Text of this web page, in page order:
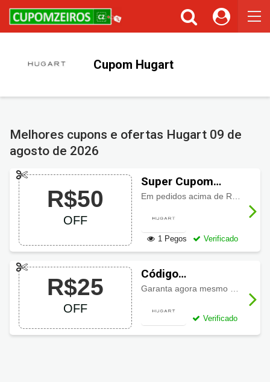
Cupom Hugart
Melhores cupons e ofertas Hugart 09 de
agosto de 2026
R$50
OFF
Super Cupom
Hugart com R$50
1 Pegos Verificado
R$25
OFF
Código
Promocional
OFF
Verificado